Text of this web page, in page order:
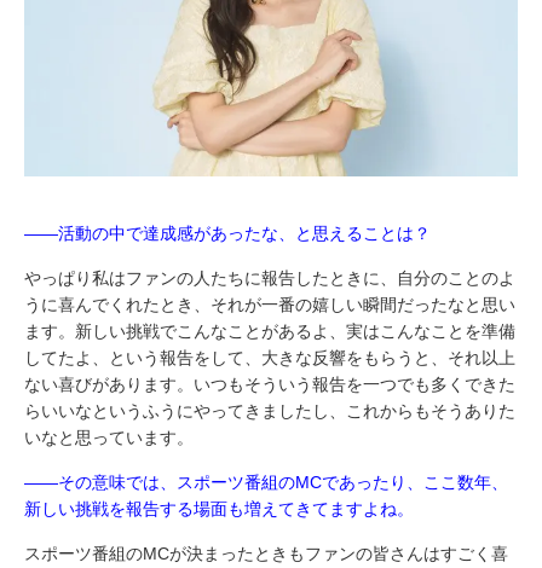
――活動の中で達成感があったな、と思えることは？
やっぱり私はファンの人たちに報告したときに、自分のことのよ
うに喜んでくれたとき、それが一番の嬉しい瞬間だったなと思い
ます。新しい挑戦でこんなことがあるよ、実はこんなことを準備
してたよ、という報告をして、大きな反響をもらうと、それ以上
ない喜びがあります。いつもそういう報告を一つでも多くできた
らいいなというふうにやってきましたし、これからもそうありた
いなと思っています。
――その意味では、スポーツ番組のMCであったり、ここ数年、
新しい挑戦を報告する場面も増えてきてますよね。
スポーツ番組のMCが決まったときもファンの皆さんはすごく喜